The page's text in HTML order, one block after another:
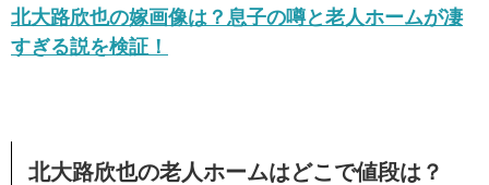
北大路欣也の嫁画像は？息子の噂と老人ホームが凄
すぎる説を検証！
北大路欣也の老人ホームはどこで値段は？